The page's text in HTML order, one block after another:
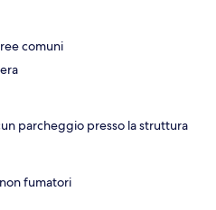
comuni
parcheggio presso la struttura
fumatori